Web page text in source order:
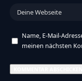
Name, E-Mail-
meinen nächsten